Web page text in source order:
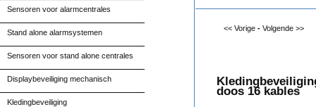
Sensoren voor alarmcentrales
Stand alone alarmsystemen
Sensoren voor stand alone centrales
Displaybeveiliging mechanisch
Kledingbeveiliging
<< Vorige- Volgende >>
doos 16 kables